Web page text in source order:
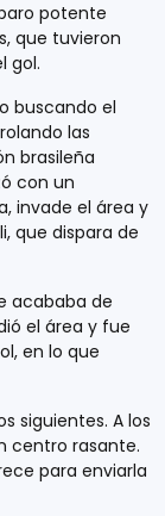
potente
que tuvieron
gol.
buscando el
las
brasileña
con un
invade el área y
que dispara de
acababa de
el área y fue
en lo que
siguientes. A los
centro rasante.
para enviarla